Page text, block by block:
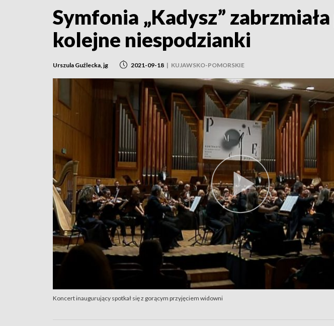
Symfonia „Kadysz”
kolejne niespodzianki
Urszula Guźlecka, jg 2021-09-18 | KUJAWSKO-POMORSKIE
Koncert inaugurujący spotkał się z gorącym przyjęciem widowni